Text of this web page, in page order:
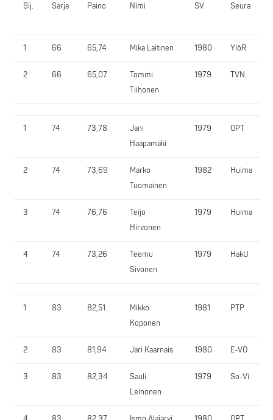
Sij. Sarja Paino Nimi SV Seura
1 66 65,74 Mika Laitinen 1980 YlöR
2 66 65,07
Tommi
Tiihonen
1979 TVN
1 74 73,78
Jani
Haapamäki
1979 OPT
2 74 73,69
Marko
Tuomainen
1982 Huima
3 74 76,76
Teijo
Hirvonen
1979 Huima
4 74 73,26
Teemu
Sivonen
1979 HakU
1 83 82,51
Mikko
Koponen
1981 PTP
2 83 81,94 Jari Kaarnais 1980 E-VO
3 83 82,34
Sauli
Leinonen
1979 So-Vi